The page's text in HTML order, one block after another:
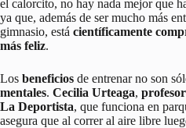
el calorcito, no hay nada mejor que
ya que, además de ser mucho más
gimnasio, está científicamente
más feliz.
Los beneficios de entrenar no son
mentales. Cecilia Urteaga,
La Deportista, que funciona en
asegura que al correr al aire libre